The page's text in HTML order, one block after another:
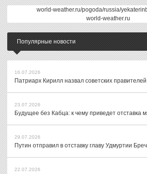
world-weather.ru/pogoda/russia/
world-weather.ru
Популярные новости
16.07.2026
Патриарх Кирилл назвал советских
23.07.2026
Будущее без Кабца: к чему приведет отставка
29.07.2026
Путин отправил в отставку главу Удмуртии
22.07.2026